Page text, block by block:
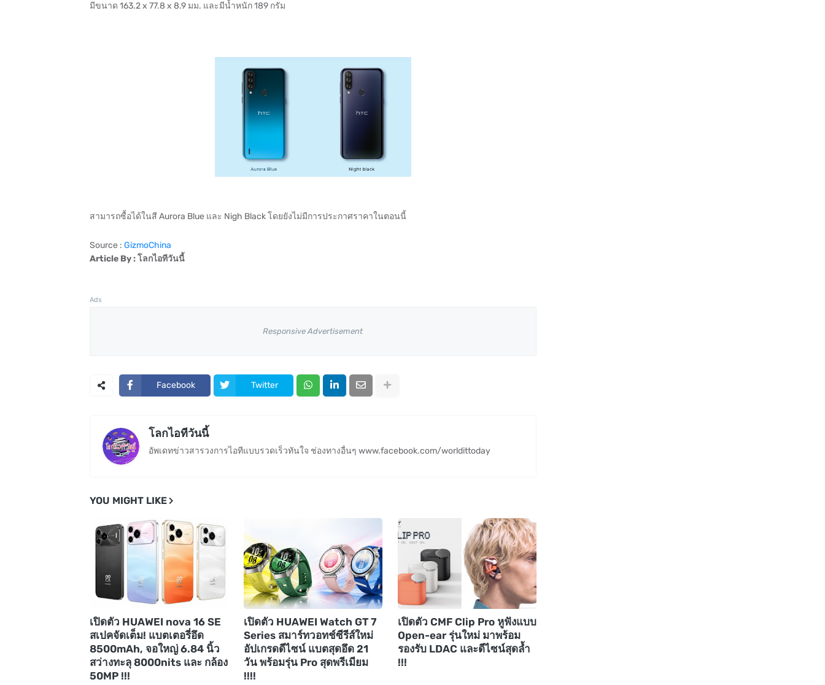
มีขนาด 163.2 x 77.8 x 8.9 มม. และมีน้ำหนัก 189 กรัม
สามารถซื้อได้ในสี Aurora Blue และ Nigh Black โดยยังไม่มีการประกาศราคาในตอนนี้
Source : GizmoChina
Article By : โลกไอทีวันนี้
Ads
Responsive Advertisement
Facebook Twitter
โลกไอทีวันนี้
อัพเดทข่าวสารวงการไอทีแบบรวดเร็วทันใจ ช่องทางอื่นๆ www.facebook.com/worldittoday
YOU MIGHT LIKE
เปิดตัว HUAWEI nova 16 SE
สเปคจัดเต็ม! แบตเตอรี่อึด
8500mAh, จอใหญ่ 6.84 นิ้ว
สว่างทะลุ 8000nits และ กล้อง
50MP !!!
เปิดตัว HUAWEI Watch GT 7
Series สมาร์ทวอทช์ซีรีส์ใหม่
อัปเกรดดีไซน์ แบตสุดอึด 21
วัน พร้อมรุ่น Pro สุดพรีเมียม
!!!!
เปิดตัว CMF Clip Pro หูฟังแบบ
Open-ear รุ่นใหม่ มาพร้อม
รองรับ LDAC และดีไซน์สุดล้ำ
!!!